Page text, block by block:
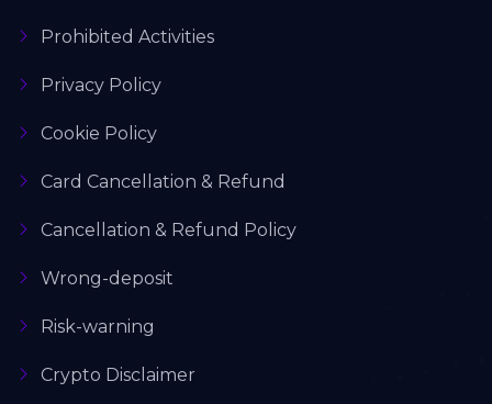
Prohibited Activities
Privacy Policy
Cookie Policy
Card Cancellation & Refund
Cancellation & Refund Policy
Wrong-deposit
Risk-warning
Crypto Disclaimer